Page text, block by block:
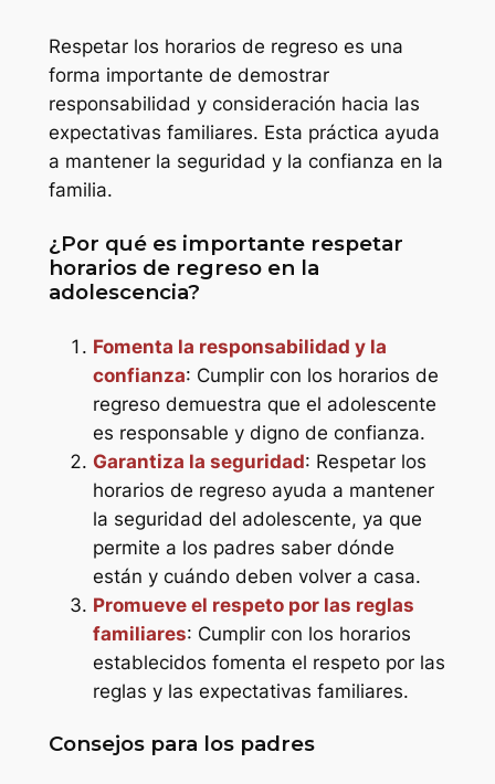
Respetar los horarios de regreso es una
forma importante de demostrar
responsabilidad y consideración hacia las
expectativas familiares. Esta práctica ayuda
a mantener la seguridad y la confianza en la
familia.
¿Por qué es importante respetar
horarios de regreso en la
adolescencia?
Fomenta la responsabilidad y la
confianza: Cumplir con los horarios de
regreso demuestra que el adolescente
es responsable y digno de confianza.
Garantiza la seguridad: Respetar los
horarios de regreso ayuda a mantener
la seguridad del adolescente, ya que
permite a los padres saber dónde
están y cuándo deben volver a casa.
Promueve el respeto por las reglas
familiares: Cumplir con los horarios
establecidos fomenta el respeto por las
reglas y las expectativas familiares.
Consejos para los padres